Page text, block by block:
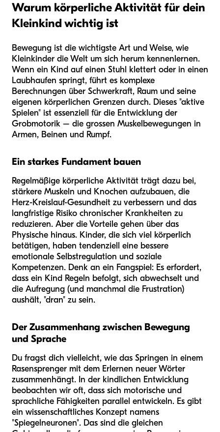
Warum körperliche Aktivität für dein
Kleinkind wichtig ist
Bewegung ist die wichtigste Art und Weise, wie
Kleinkinder die Welt um sich herum kennenlernen.
Wenn ein Kind auf einen Stuhl klettert oder in einen
Laubhaufen springt, führt es komplexe
Berechnungen über Schwerkraft, Raum und seine
eigenen körperlichen Grenzen durch. Dieses "aktive
Spielen" ist essenziell für die Entwicklung der
Grobmotorik – die grossen Muskelbewegungen in
Armen, Beinen und Rumpf.
Ein starkes Fundament bauen
Regelmäßige körperliche Aktivität trägt dazu bei,
stärkere Muskeln und Knochen aufzubauen, die
Herz-Kreislauf-Gesundheit zu verbessern und das
langfristige Risiko chronischer Krankheiten zu
reduzieren. Aber die Vorteile gehen über das
Physische hinaus. Kinder, die sich viel körperlich
betätigen, haben tendenziell eine bessere
emotionale Selbstregulation und soziale
Kompetenzen. Denk an ein Fangspiel: Es erfordert,
dass ein Kind Regeln befolgt, sich abwechselt und
die Aufregung (und manchmal die Frustration)
aushält, "dran" zu sein.
Der Zusammenhang zwischen Bewegung
und Sprache
Du fragst dich vielleicht, wie das Springen in einem
Rasensprenger mit dem Erlernen neuer Wörter
zusammenhängt. In der kindlichen Entwicklung
beobachten wir oft, dass sich motorische und
sprachliche Fähigkeiten parallel entwickeln. Es gibt
ein wissenschaftliches Konzept namens
"Spiegelneuronen". Das sind die gleichen